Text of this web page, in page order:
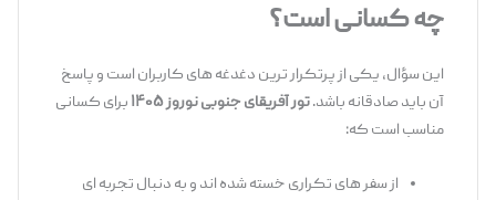
چه کسانی است؟
این سؤال، یکی از پرتکرار ترین دغدغه ‌های کاربران است و پاسخ
آن باید صادقانه باشد.تور آفریقای جنوبی نوروز ۱۴۰۵
برای کسانی
مناسب است که:
از سفر های تکراری خسته شده ‌اند و به ‌دنبال تجربه ‌ای